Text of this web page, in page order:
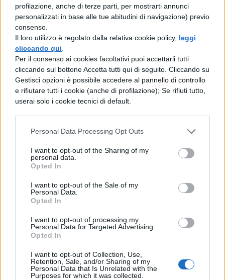
profilazione, anche di terze parti, per mostrarti annunci
personalizzati in base alle tue abitudini di navigazione) previo
consenso.
Il loro utilizzo è regolato dalla relativa cookie policy, leggi
cliccando qui
Per il consenso ai cookies facoltativi puoi accettarli tutti
cliccando sul bottone Accetta tutti qui di seguito. Cliccando su
Gestisci opzioni è possibile accedere al pannello di controllo
e rifiutare tutti i cookie (anche di profilazione); Se rifiuti tutto,
userai solo i cookie tecnici di default.
Personal Data Processing Opt Outs
I want to opt-out of the Sharing of my
personal data.
Opted In
I want to opt-out of the Sale of my
Personal Data.
Opted In
I want to opt-out of processing my
Personal Data for Targeted Advertising.
Opted In
I want to opt-out of Collection, Use,
Retention, Sale, and/or Sharing of my
Personal Data that Is Unrelated with the
Purposes for which it was collected.
La maschera e l’uomo, per Pirandello,
coincidono: indossando di volta in volta
la maschera che si adatta al punto di
vista altrui, l’uomo mostra alcune sue
parti, ma mai la sua vera essenza. Sotto
la maschera, infatti,non c’è una
immutabile: in questo senso non c’è
perenne trasformazione proprio come il
dell’illusione di stabilità in cui l’uomo
vive è difficile, per questo vivere con una
maschera è consolatorio: l’inganno e
l’illusione danno un significato
all’esistenza.